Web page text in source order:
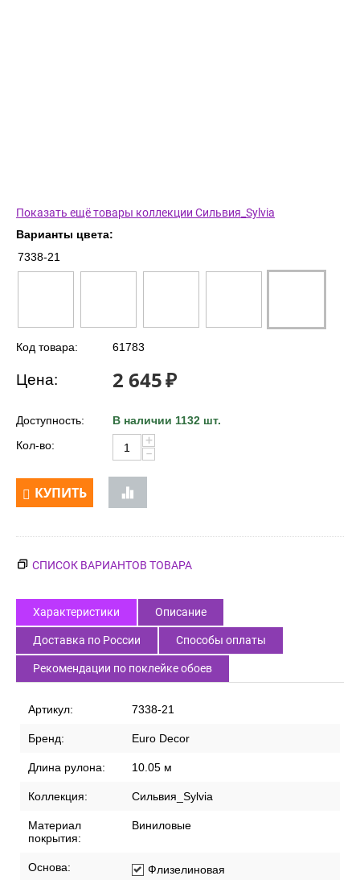
Показать ещё товары коллекции Сильвия_Sylvia
Варианты цвета:
7338-21
Код товара: 61783
Цена: 2 645₽
Доступность:
В наличии 1132 шт.
Кол-во:
+
−
КУПИТЬ
СПИСОК ВАРИАНТОВ ТОВАРА
Характеристики Описание
Доставка по России Способы оплаты
Рекомендации по поклейке обоев
Артикул: 7338-21
Бренд: Euro Decor
Длина рулона: 10.05 м
Коллекция: Сильвия_Sylvia
Материал
покрытия:
Виниловые
Основа: Флизелиновая